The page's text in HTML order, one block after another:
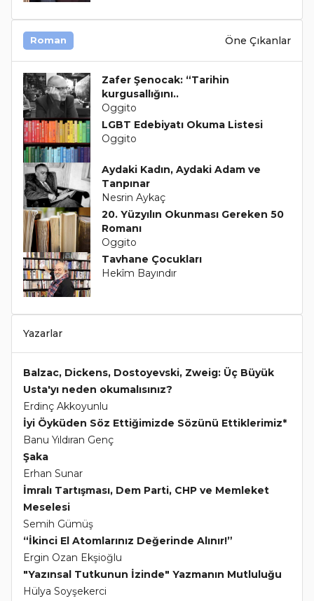
Roman Öne Çıkanlar
Zafer Şenocak: “Tarihin
kurgusallığını..
Oggito
LGBT Edebiyatı Okuma Listesi
Oggito
Aydaki Kadın, Aydaki Adam ve
Tanpınar
Nesrin Aykaç
20. Yüzyılın Okunması Gereken 50
Romanı
Oggito
Tavhane Çocukları
Hekîm Bayındır
Yazarlar
Balzac, Dickens, Dostoyevski, Zweig: Üç Büyük
Usta'yı neden okumalısınız?
Erdinç Akkoyunlu
İyi Öyküden Söz Ettiğimizde Sözünü Ettiklerimiz*
Banu Yıldıran Genç
Şaka
Erhan Sunar
İmralı Tartışması, Dem Parti, CHP ve Memleket
Meselesi
Semih Gümüş
“İkinci El Atomlarınız Değerinde Alınır!”
Ergin Ozan Ekşioğlu
"Yazınsal Tutkunun İzinde" Yazmanın Mutluluğu
Hülya Soyşekerci